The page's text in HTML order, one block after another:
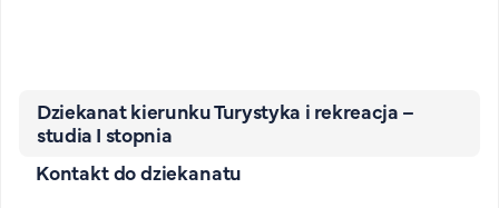
Dziekanat kierunku Turystyka i rekreacja –
studia I stopnia
Kontakt do dziekanatu